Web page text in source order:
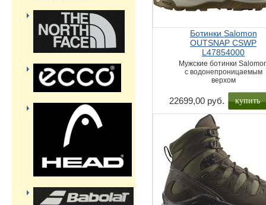
Ботинки Salomon
OUTSNAP CSWP
L47854000
Мужские ботинки
с водонепроницаемым
верхом
22699,00 руб. купить